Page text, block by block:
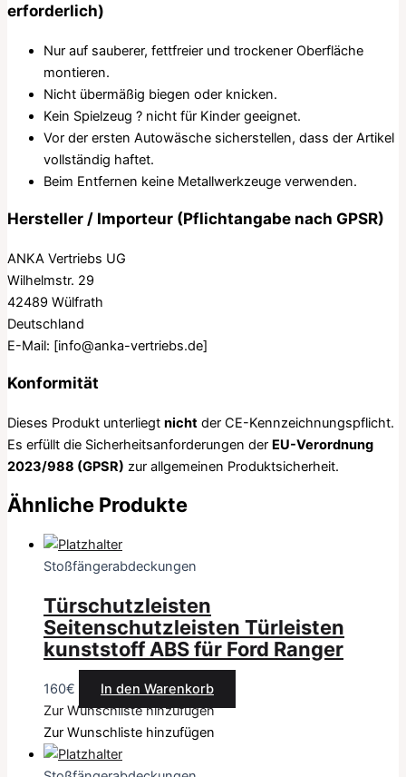
erforderlich)
Nur auf sauberer, fettfreier und trockener Oberfläche
montieren.
Nicht übermäßig biegen oder knicken.
Kein Spielzeug ? nicht für Kinder geeignet.
Vor der ersten Autowäsche sicherstellen, dass der Artikel
vollständig haftet.
Beim Entfernen keine Metallwerkzeuge verwenden.
Hersteller / Importeur (Pflichtangabe nach GPSR)
ANKA Vertriebs UG
Wilhelmstr. 29
42489 Wülfrath
Deutschland
E-Mail: [info@anka-vertriebs.de]
Konformität
Dieses Produkt unterliegt nicht der CE-Kennzeichnungspflicht.
Es erfüllt die Sicherheitsanforderungen der EU-Verordnung
2023/988 (GPSR) zur allgemeinen Produktsicherheit.
Ähnliche Produkte
Stoßfängerabdeckungen
Türschutzleisten
Seitenschutzleisten Türleisten
kunststoff ABS für Ford Ranger
160€
In den Warenkorb
Zur Wunschliste hinzufügen
Zur Wunschliste hinzufügen